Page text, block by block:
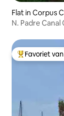
Flat in Corpus
N. Padre
Topfavoriet
Favoriet